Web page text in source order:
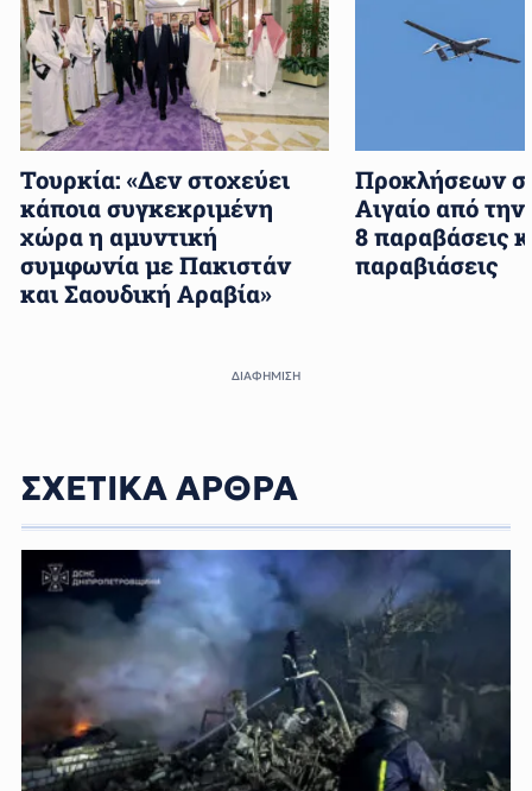
Τουρκία: «Δεν στοχεύει
κάποια συγκεκριμένη
χώρα η αμυντική
συμφωνία με Πακιστάν
και Σαουδική Αραβία»
Προκλήσεων
Αιγαίο από
8 παραβάσεις
παραβιάσεις
ΔΙΑΦΗΜΙΣΗ
ΣΧΕΤΙΚΑ ΑΡΘΡΑ